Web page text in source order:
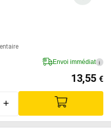
Envoi immédiat i
13,55 €
+